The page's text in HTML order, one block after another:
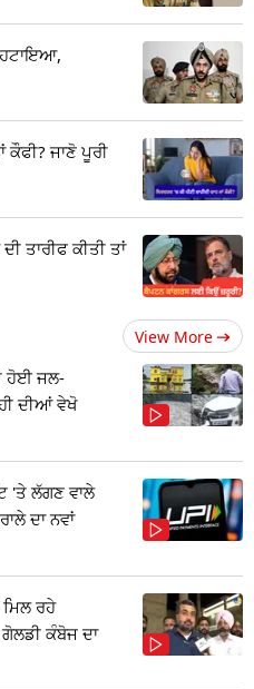
ਕੌਫੀ? ਜਾਣੋ ਪੂਰੀ
ਤਾਰੀਫ ਕੀਤੀ ਤਾਂ
View More
ਹੋਈ ਜਲ-
ਦੀਆਂ ਵੇਖੋ
'ਤੇ ਲੱਗਣ ਵਾਲੇ
ਦਾ ਨਵਾਂ
ਰਹੇ
ਕੰਬੋਜ ਦਾ